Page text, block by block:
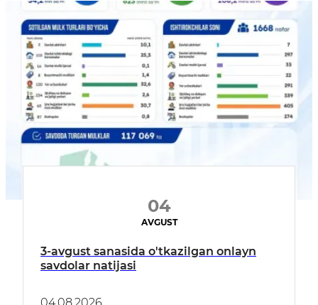
04
AVGUST
3-avgust sanasida o'tkazilgan onlayn
savdolar natijasi